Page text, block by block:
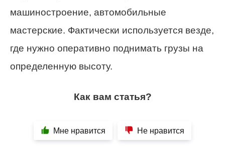
машиностроение, автомобильные
мастерские. Фактически используется везде,
где нужно оперативно поднимать грузы на
определенную высоту.
Как вам статья?
Мне нравится Не нравится